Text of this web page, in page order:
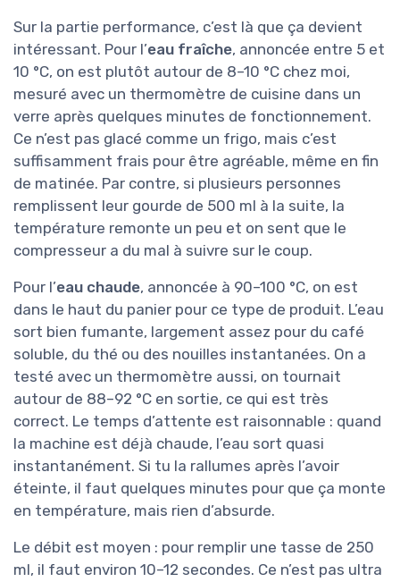
Sur la partie performance, c’est là que ça devient
intéressant. Pour l’eau fraîche, annoncée entre 5 et
10 °C, on est plutôt autour de 8–10 °C chez moi,
mesuré avec un thermomètre de cuisine dans un
verre après quelques minutes de fonctionnement.
Ce n’est pas glacé comme un frigo, mais c’est
suffisamment frais pour être agréable, même en fin
de matinée. Par contre, si plusieurs personnes
remplissent leur gourde de 500 ml à la suite, la
température remonte un peu et on sent que le
compresseur a du mal à suivre sur le coup.
Pour l’eau chaude, annoncée à 90–100 °C, on est
dans le haut du panier pour ce type de produit. L’eau
sort bien fumante, largement assez pour du café
soluble, du thé ou des nouilles instantanées. On a
testé avec un thermomètre aussi, on tournait
autour de 88–92 °C en sortie, ce qui est très
correct. Le temps d’attente est raisonnable : quand
la machine est déjà chaude, l’eau sort quasi
instantanément. Si tu la rallumes après l’avoir
éteinte, il faut quelques minutes pour que ça monte
en température, mais rien d’absurde.
Le débit est moyen : pour remplir une tasse de 250
ml, il faut environ 10–12 secondes. Ce n’est pas ultra